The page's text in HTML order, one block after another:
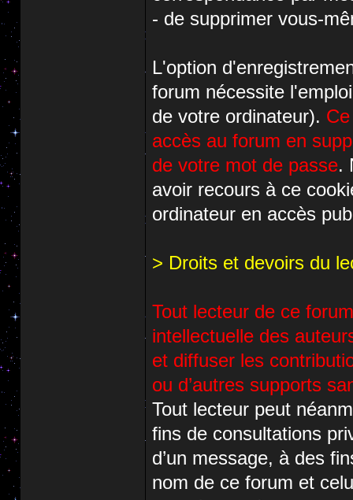
- de supprimer vous-
L'option
forum nécessite
de votre ordinateur).
accès au forum en
de votre mot de passe.
avoir recours à ce
ordinateur en accès
> Droits et devoirs du
Tout lecteur de ce
intellectuelle des
et diffuser les
ou d’autres supports
Tout lecteur peut
fins de consultations
d’un message, à des
nom de ce forum et